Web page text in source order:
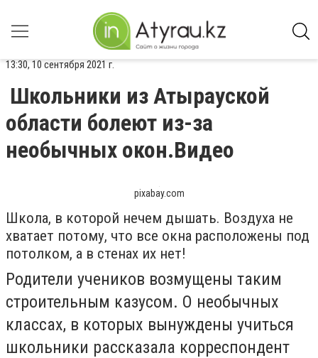
13:30, 10 сентября 2021 г.
Школьники из Атырауской
области болеют из-за
необычных окон.Видео
pixabay.com
Школа, в которой нечем дышать. Воздуха не
хватает потому, что все окна расположены под
потолком, а в стенах их нет!
Родители учеников возмущены таким
строительным казусом. О необычных
классах, в которых вынуждены учиться
школьники рассказала корреспондент